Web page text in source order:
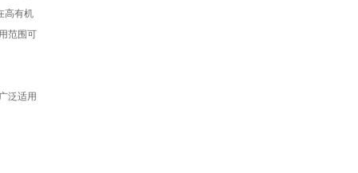
高有机
范围可
泛适用